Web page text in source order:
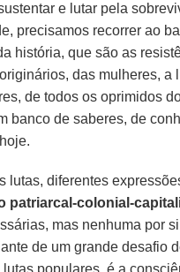
e lutar pela
precisamos recorrer ao
história, que são as
das mulheres, a
de todos os oprimidos
banco de saberes, de
lutas, diferentes
patriarcal-colonial-
mas nenhuma por
de um grande desafio
populares, é a